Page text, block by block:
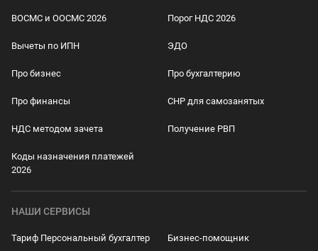
ВОСМС и ООСМС 2026 Порог НДС 2026
Вычеты по ИПН ЭДО
Про бизнес Про бухгалтерию
Про финансы СНР для самозанятых
НДС методом зачета Получение РВП
Коды назначения платежей
2026
НАШИ СЕРВИСЫ
Тариф Персональный бухгалтер Бизнес-помощник